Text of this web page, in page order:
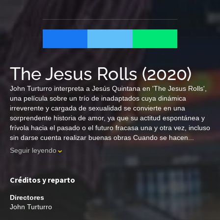
The Jesus Rolls(2020)
John Turturro interpreta a Jesús Quintana en 'The Jesus Rolls',
una película sobre un trío de inadaptados cuya dinámica
irreverente y cargada de sexualidad se convierte en una
sorprendente historia de amor, ya que su actitud espontánea y
frívola hacia el pasado o el futuro fracasa una y otra vez, incluso
sin darse cuenta realizar buenas obras Cuando se hacen...
Seguir leyendo
Créditos y reparto
Directores
John Turturro